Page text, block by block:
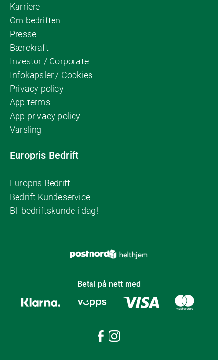
Karriere
Om bedriften
Presse
Bærekraft
Investor / Corporate
Infokapsler / Cookies
Privacy policy
App terms
App privacy policy
Varsling
Europris Bedrift
Europris Bedrift
Bedrift Kundeservice
Bli bedriftskunde i dag!
Betal på nett med